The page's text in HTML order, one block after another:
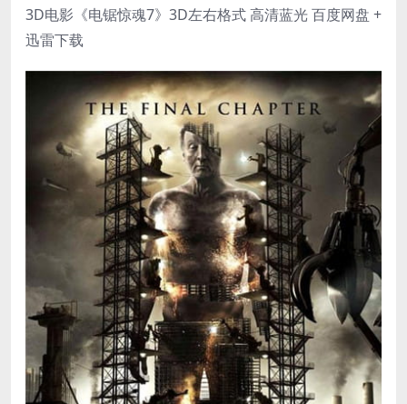
3D电影《电锯惊魂7》3D左右格式 高清蓝光 百度网盘 +
迅雷下载